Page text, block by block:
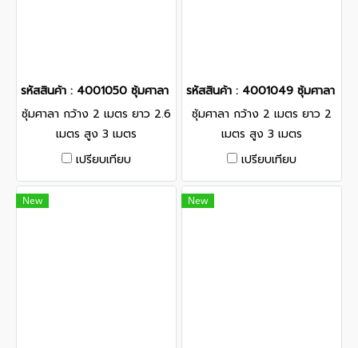
รหัสสินค้า : 4001050 ซุ้มศาลา กว้าง 2 เมตร ยาว 2.6 เมตร สูง 3 เม
ซุ้มศาลา กว้าง 2 เมตร ยาว 2.6
เมตร สูง 3 เมตร
เปรียบเทียบ
รหัสสินค้า : 4001049 ซุ้มศาลา กว้
ซุ้มศาลา กว้าง 2 เมตร ยาว 2
เมตร สูง 3 เมตร
เปรียบเทียบ
New New